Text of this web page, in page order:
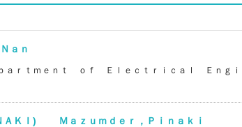
ａｎ
ｒｔｍｅｎｔ ｏｆ Ｅｌｅｃｔｒｉｃａｌ Ｅｎｇｉ
ＡＫＩ) Ｍａｚｕｍｄｅｒ，Ｐｉｎａｋｉ